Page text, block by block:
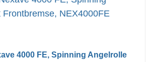
4000 FE, Spinning Angelrolle